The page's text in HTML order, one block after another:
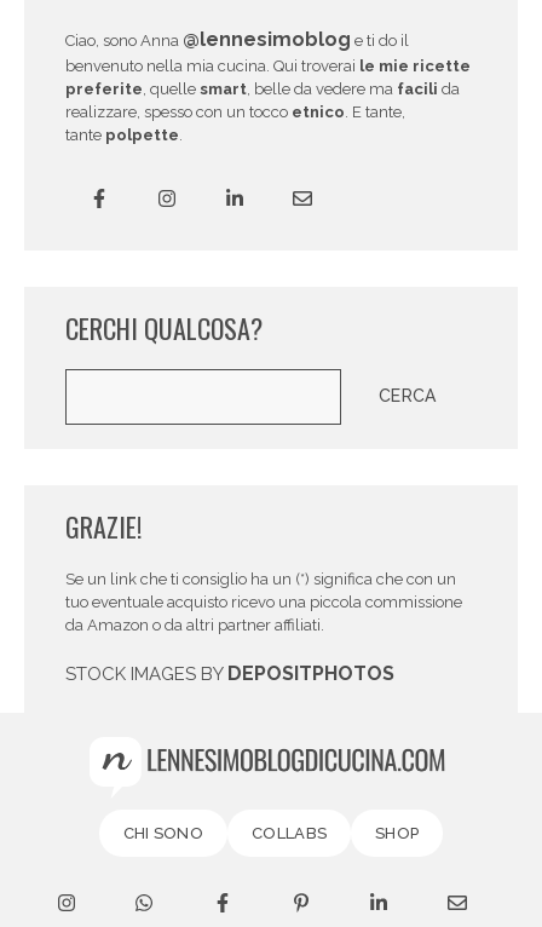
Ciao, sono Anna @lennesimoblog e ti do il
benvenuto nella mia cucina. Qui troverai le mie ricette
preferite, quelle smart, belle da vedere ma facili da
realizzare, spesso con un tocco etnico. E tante,
tante polpette.
CERCHI QUALCOSA?
CERCA
GRAZIE!
Se un link che ti consiglio ha un (*) significa che con un
tuo eventuale acquisto ricevo una piccola commissione
da Amazon o da altri partner affiliati.
STOCK IMAGES BY DEPOSITPHOTOS
CHI SONO COLLABS SHOP